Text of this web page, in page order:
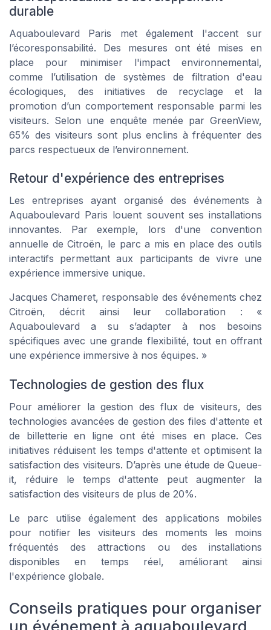
durable
Aquaboulevard Paris met également l'accent sur
l’écoresponsabilité. Des mesures ont été mises en
place pour minimiser l'impact environnemental,
comme l’utilisation de systèmes de filtration d'eau
écologiques, des initiatives de recyclage et la
promotion d’un comportement responsable parmi les
visiteurs. Selon une enquête menée par GreenView,
65% des visiteurs sont plus enclins à fréquenter des
parcs respectueux de l’environnement.
Retour d'expérience des entreprises
Les entreprises ayant organisé des événements à
Aquaboulevard Paris louent souvent ses installations
innovantes. Par exemple, lors d'une convention
annuelle de Citroën, le parc a mis en place des outils
interactifs permettant aux participants de vivre une
expérience immersive unique.
Jacques Chameret, responsable des événements chez
Citroën, décrit ainsi leur collaboration : «
Aquaboulevard a su s’adapter à nos besoins
spécifiques avec une grande flexibilité, tout en offrant
une expérience immersive à nos équipes. »
Technologies de gestion des flux
Pour améliorer la gestion des flux de visiteurs, des
technologies avancées de gestion des files d'attente et
de billetterie en ligne ont été mises en place. Ces
initiatives réduisent les temps d'attente et optimisent la
satisfaction des visiteurs. D’après une étude de Queue-
it, réduire le temps d'attente peut augmenter la
satisfaction des visiteurs de plus de 20%.
Le parc utilise également des applications mobiles
pour notifier les visiteurs des moments les moins
fréquentés des attractions ou des installations
disponibles en temps réel, améliorant ainsi
l'expérience globale.
Conseils pratiques pour organiser
un événement à aquaboulevard